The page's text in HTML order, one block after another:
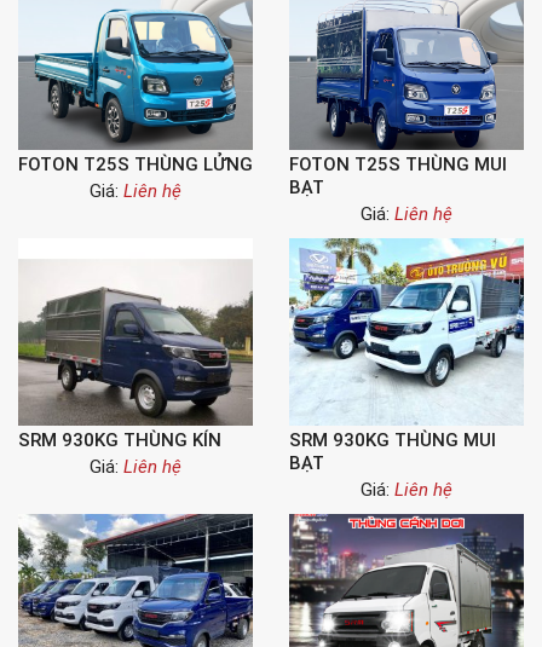
FOTON T25S THÙNG LỬNG
Giá: Liên hệ
FOTON T25S THÙNG MUI
BẠT
Giá: Liên hệ
SRM 930KG THÙNG KÍN
Giá: Liên hệ
SRM 930KG THÙNG MUI
BẠT
Giá: Liên hệ